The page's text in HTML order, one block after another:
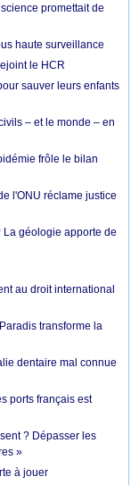
promettait de
haute surveillance
le HCR
sauver leurs enfants
– et le monde – en
frôle le bilan
l'ONU réclame justice
géologie apporte de
au droit international
transforme la
dentaire mal connue
ports français est
? Dépasser les
»
à jouer